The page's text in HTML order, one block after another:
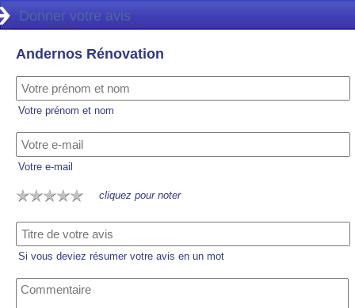
Donner votre avis
Andernos Rénovation
Votre prénom et nom
Votre e-mail
cliquez pour noter
Si vous deviez résumer votre avis en un mot